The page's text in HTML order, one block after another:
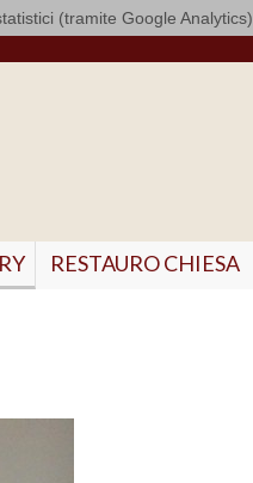
(tramite Google Analytics).
RESTAURO CHIESA